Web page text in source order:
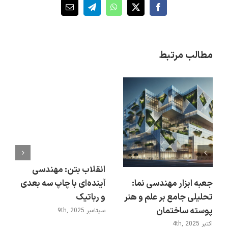
Facebook
X
WhatsApp
Telegramایمیل
مطالب مرتبط
جعبه ابزار مهندسی نما:
تحلیلی جامع بر علم و هنر
پوسته ساختمان
اکتبر 4th, 2025
انقلاب بتن: مهندسی
آینده‌ای با چاپ سه بعدی
و رباتیک
سپتامبر 9th, 2025